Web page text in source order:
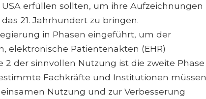
erfüllen sollten, um ihre Aufzeichnungen
21. Jahrhundert zu bringen.
in Phasen eingeführt, um der
elektronische Patientenakten (EHR)
der sinnvollen Nutzung ist die zweite Phase
Fachkräfte und Institutionen müssen
Nutzung und zur Verbesserung